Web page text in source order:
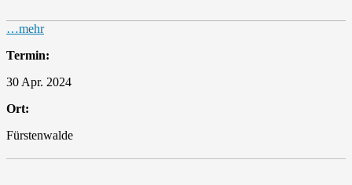
…mehr
Termin:
30 Apr. 2024
Ort:
Fürstenwalde